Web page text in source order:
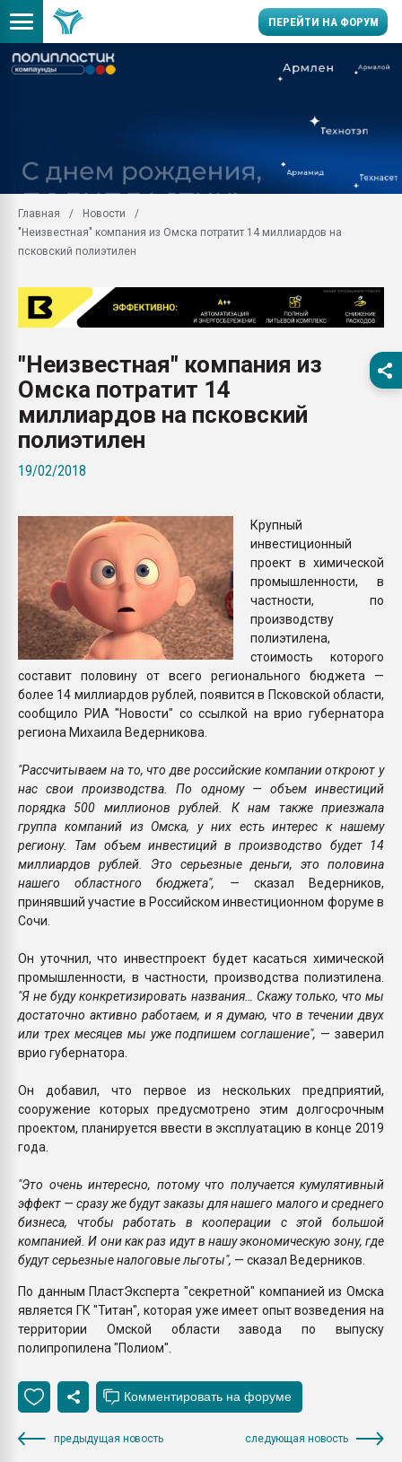
ПЕРЕЙТИ НА ФОРУМ
заводу пластмасс"
28.07.2026
первый план в
28.07.2026
ситуацией на
Всё, что касается
Главная
Новости
"Неизвестная" компания из Омска потратит 14 миллиардов на
псковский полиэтилен
"Неизвестная" компания из
Омска потратит 14
миллиардов на псковский
полиэтилен
19/02/2018
Крупный
инвестиционный
проект в химической
промышленности, в
частности, по
производству
полиэтилена,
стоимость которого
составит половину от всего регионального бюджета —
более 14 миллиардов рублей, появится в Псковской области,
сообщило РИА "Новости" со ссылкой на врио губернатора
региона Михаила Ведерникова.
"Рассчитываем на то, что две российские компании откроют у
нас свои производства. По одному — объем инвестиций
порядка 500 миллионов рублей. К нам также приезжала
группа компаний из Омска, у них есть интерес к нашему
региону. Там объем инвестиций в производство будет 14
миллиардов рублей. Это серьезные деньги, это половина
нашего областного бюджета", — сказал Ведерников,
принявший участие в Российском инвестиционном форуме в
Сочи.
Он уточнил, что инвестпроект будет касаться химической
промышленности, в частности, производства полиэтилена.
"Я не буду конкретизировать названия… Скажу только, что мы
достаточно активно работаем, и я думаю, что в течении двух
или трех месяцев мы уже подпишем соглашение", — заверил
врио губернатора.
Он добавил, что первое из нескольких предприятий,
сооружение которых предусмотрено этим долгосрочным
проектом, планируется ввести в эксплуатацию в конце 2019
года.
"Это очень интересно, потому что получается кумулятивный
эффект — сразу же будут заказы для нашего малого и среднего
бизнеса, чтобы работать в кооперации с этой большой
компанией. И они как раз идут в нашу экономическую зону, где
будут серьезные налоговые льготы", — сказал Ведерников.
По данным ПластЭксперта "секретной" компанией из Омска
является ГК "Титан", которая уже имеет опыт возведения на
территории Омской области завода по выпуску
полипропилена "Полиом".
предыдущая новость следующая новость